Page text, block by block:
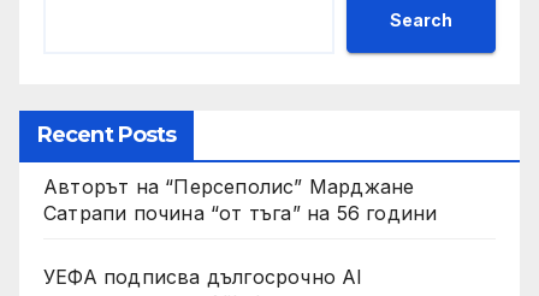
Search
Recent Posts
Авторът на “Персеполис” Марджане
Сатрапи почина “от тъга” на 56 години
УЕФА подписва дългосрочно AI